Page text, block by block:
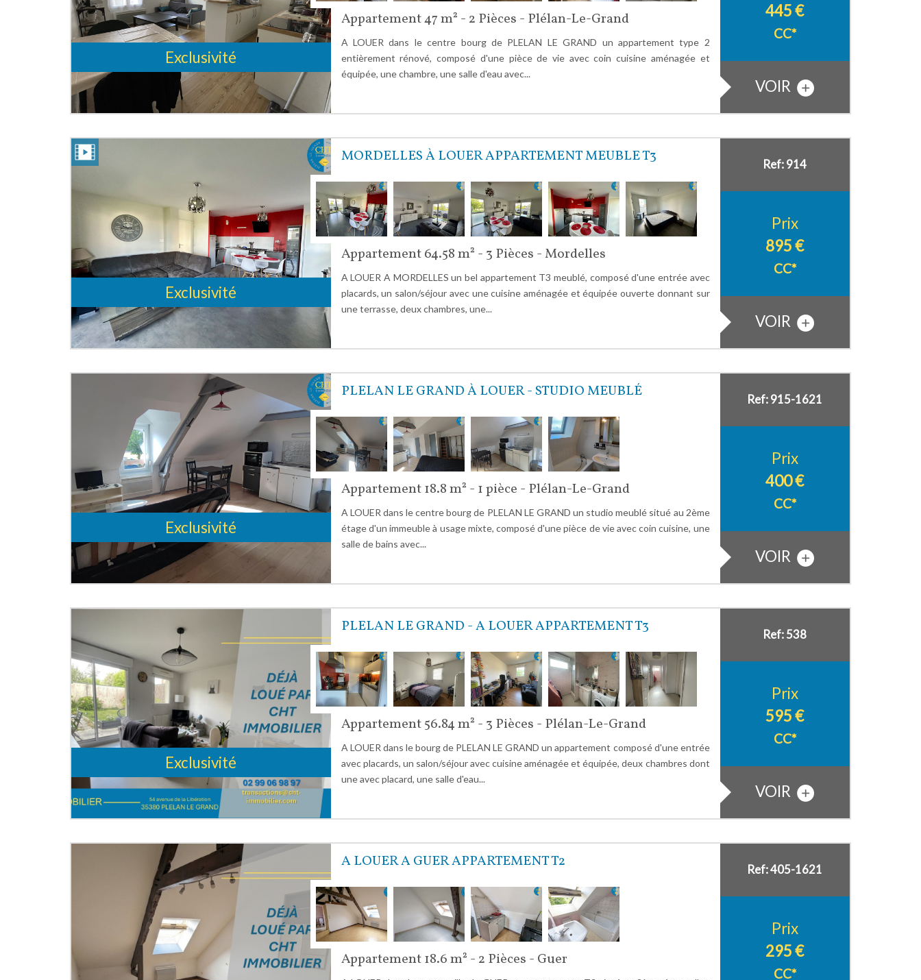
Exclusivité
Appartement 47 m² - 2 Pièces - Plélan-Le-Grand
A LOUER dans le centre bourg de PLELAN LE GRAND un appartement type 2
entièrement rénové, composé d'une pièce de vie avec coin cuisine aménagée et
équipée, une chambre, une salle d'eau avec...
445 €
CC*
VOIR
Exclusivité
MORDELLES À LOUER APPARTEMENT MEUBLE T3
Appartement 64.58 m² - 3 Pièces - Mordelles
A LOUER A MORDELLES un bel appartement T3 meublé, composé d'une entrée avec
placards, un salon/séjour avec une cuisine aménagée et équipée ouverte donnant sur
une terrasse, deux chambres, une...
Ref: 914
Prix
895 €
CC*
VOIR
Exclusivité
PLELAN LE GRAND À LOUER - STUDIO MEUBLÉ
Appartement 18.8 m² - 1 pièce - Plélan-Le-Grand
A LOUER dans le centre bourg de PLELAN LE GRAND un studio meublé situé au 2ème
étage d'un immeuble à usage mixte, composé d'une pièce de vie avec coin cuisine, une
salle de bains avec...
Ref: 915-1621
Prix
400 €
CC*
VOIR
Exclusivité
PLELAN LE GRAND - A LOUER APPARTEMENT T3
Appartement 56.84 m² - 3 Pièces - Plélan-Le-Grand
A LOUER dans le bourg de PLELAN LE GRAND un appartement composé d'une entrée
avec placards, un salon/séjour avec cuisine aménagée et équipée, deux chambres dont
une avec placard, une salle d'eau...
Ref: 538
Prix
595 €
CC*
VOIR
A LOUER A GUER APPARTEMENT T2
Appartement 18.6 m² - 2 Pièces - Guer
Ref: 405-1621
Prix
295 €
CC*